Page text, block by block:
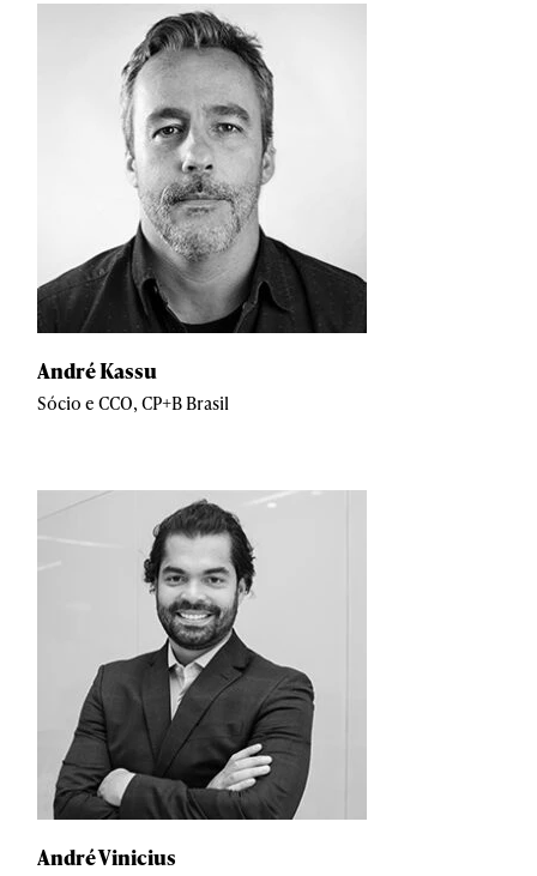
André Kassu
Sócio e CCO, CP+B Brasil
André Vinicius